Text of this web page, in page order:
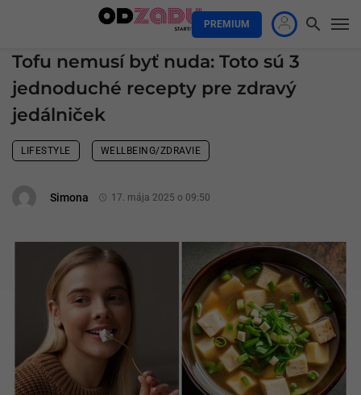
PREMIUM
Tofu nemusí byť nuda: Toto sú 3
jednoduché recepty pre zdravý
jedálniček
LIFESTYLE WELLBEING/ZDRAVIE
Simona 17. mája 2025 o 09:50